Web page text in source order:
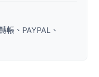
帳、PAYPAL、